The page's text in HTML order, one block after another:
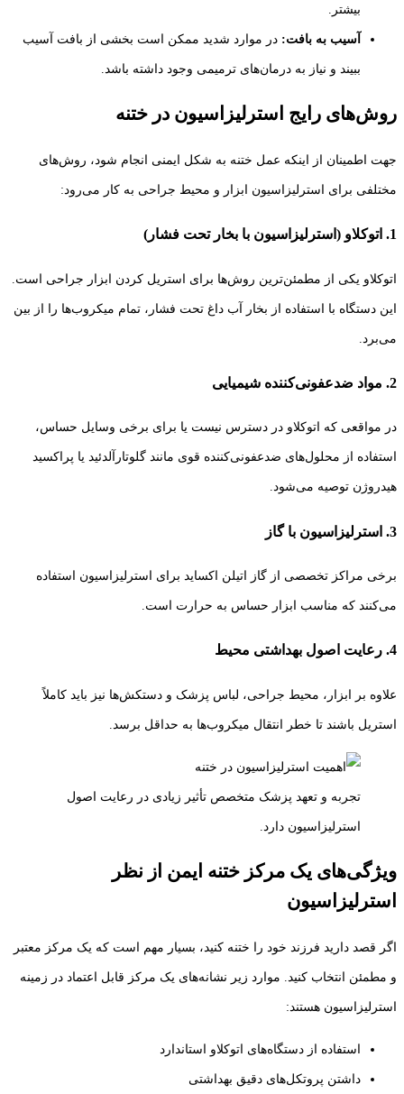
بیشتر.
آسیب به بافت: در موارد شدید ممکن است بخشی از بافت آسیب
ببیند و نیاز به درمان‌های ترمیمی وجود داشته باشد.
روش‌های رایج استرلیزاسیون در ختنه
جهت اطمینان از اینکه عمل ختنه به شکل ایمنی انجام شود، روش‌های
مختلفی برای استرلیزاسیون ابزار و محیط جراحی به کار می‌رود:
1. اتوکلاو (استرلیزاسیون با بخار تحت فشار)
اتوکلاو یکی از مطمئن‌ترین روش‌ها برای استریل کردن ابزار جراحی است.
این دستگاه با استفاده از بخار آب داغ تحت فشار، تمام میکروب‌ها را از بین
می‌برد.
2. مواد ضدعفونی‌کننده شیمیایی
در مواقعی که اتوکلاو در دسترس نیست یا برای برخی وسایل حساس،
استفاده از محلول‌های ضدعفونی‌کننده قوی مانند گلوتارآلدئید یا پراکسید
هیدروژن توصیه می‌شود.
3. استرلیزاسیون با گاز
برخی مراکز تخصصی از گاز اتیلن اکساید برای استرلیزاسیون استفاده
می‌کنند که مناسب ابزار حساس به حرارت است.
4. رعایت اصول بهداشتی محیط
علاوه بر ابزار، محیط جراحی، لباس پزشک و دستکش‌ها نیز باید کاملاً
استریل باشند تا خطر انتقال میکروب‌ها به حداقل برسد.
تجربه و تعهد پزشک متخصص تأثیر زیادی در رعایت اصول
استرلیزاسیون دارد.
ویژگی‌های یک مرکز ختنه ایمن از نظر
استرلیزاسیون
اگر قصد دارید فرزند خود را ختنه کنید، بسیار مهم است که یک مرکز معتبر
و مطمئن انتخاب کنید. موارد زیر نشانه‌های یک مرکز قابل اعتماد در زمینه
استرلیزاسیون هستند:
استفاده از دستگاه‌های اتوکلاو استاندارد
داشتن پروتکل‌های دقیق بهداشتی